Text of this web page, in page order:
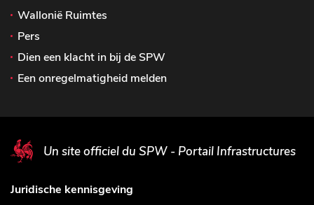
Wallonië Ruimtes
Pers
Dien een klacht in bij de SPW
Een onregelmatigheid melden
Un site officiel du SPW - Portail Infrastructures
Juridische kennisgeving